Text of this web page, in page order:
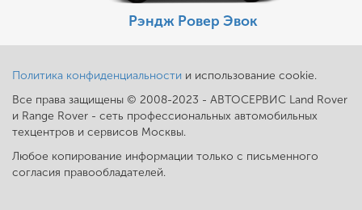
Рэндж Ровер Эвок
Политика конфиденциальности и использование cookie.
Все права защищены © 2008-2023 - АВТОСЕРВИС Land Rover
и Range Rover - сеть профессиональных автомобильных
техцентров и сервисов Москвы.
Любое копирование информации только с письменного
согласия правообладателей.